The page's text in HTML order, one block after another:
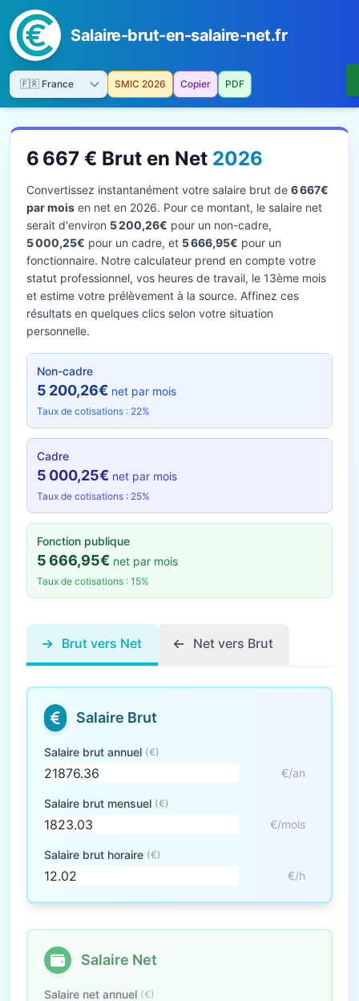
Salaire-brut-en-salaire-net.fr
SMIC 2026 Copier PDF
6 667 € Brut en Net 2026
Convertissez instantanément votre salaire brut de 6 667€
par mois en net en 2026. Pour ce montant, le salaire net
serait d'environ 5 200,26€ pour un non-cadre,
5 000,25€ pour un cadre, et 5 666,95€ pour un
fonctionnaire. Notre calculateur prend en compte votre
statut professionnel, vos heures de travail, le 13ème mois
et estime votre prélèvement à la source. Affinez ces
résultats en quelques clics selon votre situation
personnelle.
Non-cadre
5 200,26€ net par mois
Taux de cotisations : 22%
Cadre
5 000,25€ net par mois
Taux de cotisations : 25%
Fonction publique
5 666,95€ net par mois
Taux de cotisations : 15%
Brut vers Net Net vers Brut
Salaire Brut
Salaire brut annuel (€)
€/an
Salaire brut mensuel (€)
€/mois
Salaire brut horaire (€)
€/h
Salaire Net
Salaire net annuel (€)